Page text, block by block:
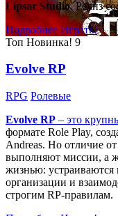
Lipsar Studio. Релиз
Подробнее Играть!
Топ Новинка! 9
Evolve RP
RPG Ролевые
Evolve RP – это
формате Role Play,
Andreas. Но отличие
выполняют миссии, а
жизнью: устраиваются
организации и
строгим RP-правилам.